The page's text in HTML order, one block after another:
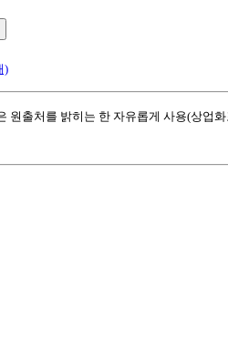
)
원출처를 밝히는 한 자유롭게 사용(상업